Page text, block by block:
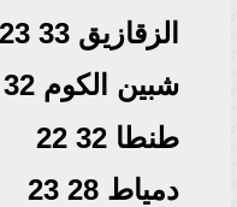
الزقازيق 33 23
شبين الكوم 32 22
طنطا 32 22
دمياط 28 23